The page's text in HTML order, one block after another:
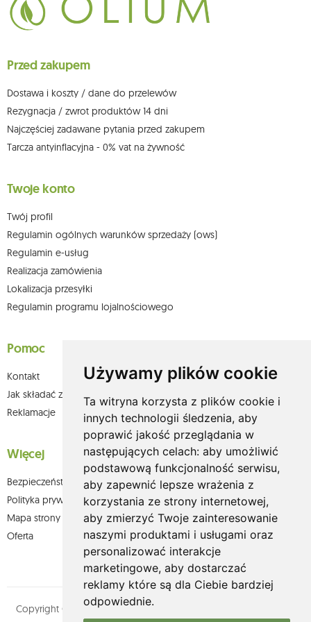
Używamy plików cookie
Ta witryna korzysta z plików cookie i
innych technologii śledzenia, aby
poprawić jakość przeglądania w
następujących celach: aby umożliwić
podstawową funkcjonalność serwisu,
aby zapewnić lepsze wrażenia z
korzystania ze strony internetowej,
aby zmierzyć Twoje zainteresowanie
naszymi produktami i usługami oraz
personalizować interakcje
marketingowe, aby dostarczać
reklamy które są dla Ciebie bardziej
odpowiednie.
Przysługuje Ci prawo do żądania dostępu do swoich danych osobowych,
ich sprostowania, usunięcia, ograniczenia przetwarzania, wniesienia
sprzeciwu wobec przetwarzania swoich danych oraz prawo do
którego dokonano na podstawie zgody przed jej cofnięciem. W tym celu
możesz kontaktować się z działem obsługi klienta Mouton Interactive pod
Więcej informacji: www.mouton.pl/ODO
Przed zakupem
Dostawa i koszty / dane do przelewów
Rezygnacja / zwrot produktów 14 dni
Najczęściej zadawane pytania przed zakupem
Tarcza antyinflacyjna - 0% vat na żywność
Twoje konto
Twój profil
Regulamin ogólnych warunków sprzedaży (ows)
Regulamin e-usług
Realizacja zamówienia
Lokalizacja przesyłki
Regulamin programu lojalnościowego
Pomoc
Kontakt
Jak składać zamówienia w sklepie olium.pl?
Reklamacje
Więcej
Bezpieczeństwo płatności
Polityka prywatności
Mapa strony
Oferta
Copyright © olium.pl. Wszystkie prawa zastrzeżone. Designed by